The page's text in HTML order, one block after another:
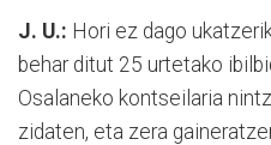
J. U.: Hori ez dago
behar ditut 25 urtetako
Osalaneko kontseilaria
zidaten, eta zera